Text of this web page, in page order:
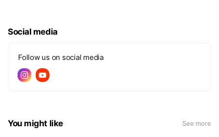
Social media
Follow us on social media
You might like See more